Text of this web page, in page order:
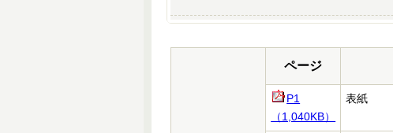
ページ
P1
（1,040KB）
表紙